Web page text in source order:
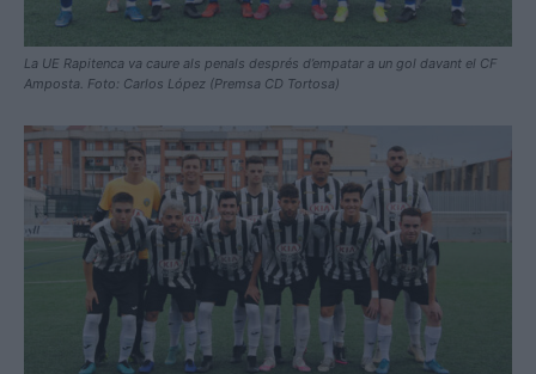
La UE Rapitenca va caure als penals després d’empatar a un gol davant el CF
Amposta. Foto: Carlos López (Premsa CD Tortosa)